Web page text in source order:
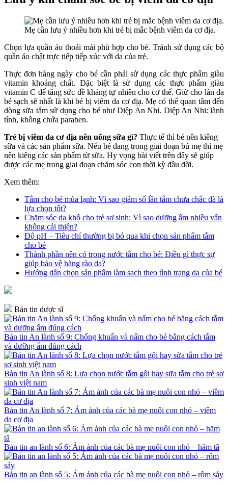
Mẹ cần lưu ý nhiều hơn khi trẻ bị mắc bệnh viêm da cơ địa.
Chọn lựa quần áo thoải mái phù hợp cho bé. Tránh sử dụng các bộ
quần áo chật trực tiếp tiếp xúc với da của trẻ.
Thực đơn hàng ngày cho bé cần phải sử dụng các thực phẩm giàu
vitamin khoáng chất. Đặc biệt là sử dụng các thực phẩm giàu
vitamin C để tăng sức đề kháng tự nhiên cho cơ thể. Giữ cho làn da
bé sạch sẽ nhất là khi bé bị viêm da cơ địạ. Mẹ có thể quan tâm đến
dòng sữa tắm sử dụng cho bé như Diệp An Nhi. Diệp An Nhi: lành
tính, không chứa paraben.
Trẻ bị viêm da cơ địa nên uống sữa gì? Thực tế thì bé nên kiêng
sữa và các sản phẩm sữa. Nếu bé đang trong giai đoạn bú mẹ thì mẹ
nên kiêng các sản phẩm từ sữa. Hy vọng bài viết trên đây sẽ giúp
được các mẹ trong giai đoạn chăm sóc con thời kỳ đầu đời.
Xem thêm:
Tắm cho bé mùa lạnh: Vì sao giảm số lần tắm chưa chắc đã là
lựa chọn tốt?
Chăm sóc da khô cho trẻ sơ sinh: Vì sao dưỡng ẩm nhiều vẫn
không cải thiện?
Độ pH – Tiêu chí thường bị bỏ qua khi chọn sản phẩm tắm
cho bé
Thành phần nên có trong nước tắm cho bé: Điều gì thực sự
giúp bảo vệ hàng rào da?
Hướng dẫn chọn sản phẩm làm sạch theo tình trạng da của bé
Bản tin dược sĩ
Bản tin An lành số 9: Chống khuẩn và nấm cho bé bằng cách tắm
và dưỡng ẩm đúng cách
Bản tin An lành số 8: Lựa chọn nước tắm gội hay sữa tắm cho trẻ sơ
sinh việt nam
Bản tin An lành số 7: Ám ảnh của các bà mẹ nuôi con nhỏ – viêm
da cơ địa
Bản tin an lành số 6: Ám ảnh của các bà mẹ nuôi con nhỏ – hăm tã
Bản tin an lành số 5: Ám ảnh của các bà mẹ nuôi con nhỏ – rôm sảy